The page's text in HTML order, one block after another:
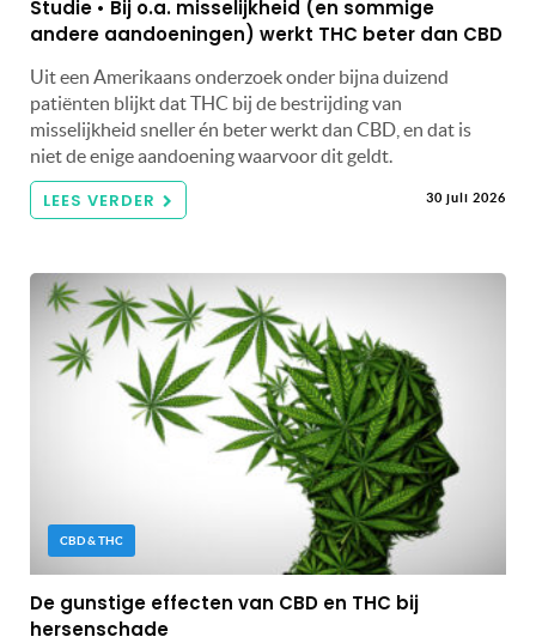
Studie • Bij o.a. misselijkheid (en sommige
andere aandoeningen) werkt THC beter dan CBD
Uit een Amerikaans onderzoek onder bijna duizend
patiënten blijkt dat THC bij de bestrijding van
misselijkheid sneller én beter werkt dan CBD, en dat is
niet de enige aandoening waarvoor dit geldt.
LEES VERDER 30 juli 2026
CBD & THC
De gunstige effecten van CBD en THC bij
hersenschade